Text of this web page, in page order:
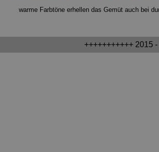
warme Farbtöne erhellen das Gemüt auch bei
+++++++++++ 2015